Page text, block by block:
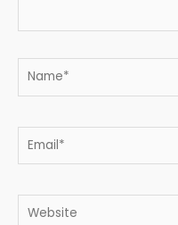
Name*
Email*
Website